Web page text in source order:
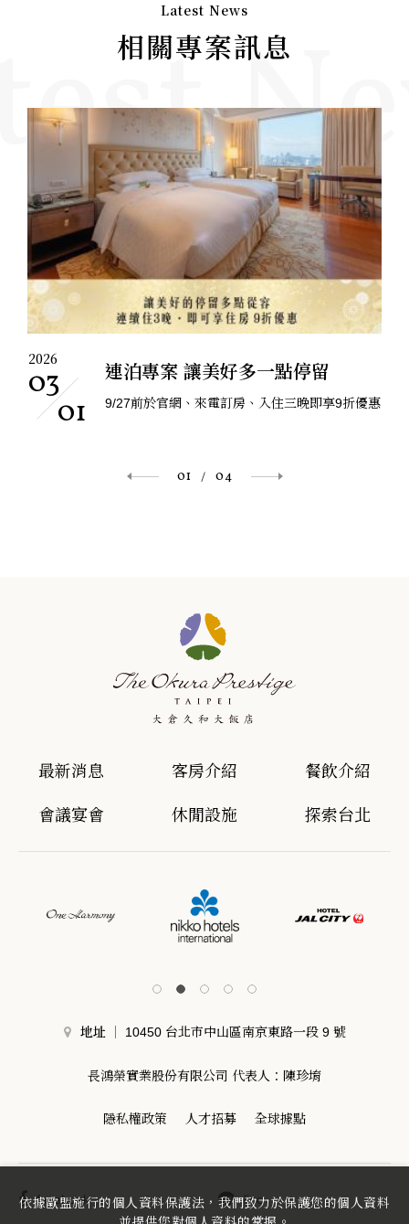
Latest News
相關專案訊息
2026
03
01
連泊專案 讓美好多一點停留
9/27前於官網、來電訂房、入住三晚即享9折優惠
01 / 04
最新消息 客房介紹 餐飲介紹
會議宴會 休閒設施 探索台北
地址 10450 台北市中山區南京東路一段 9 號
長鴻榮實業股份有限公司 代表人：陳珍堉
隱私權政策 人才招募 全球據點
facebook line
依據歐盟施行的個人資料保護法，我們致力於保護您的個人資料